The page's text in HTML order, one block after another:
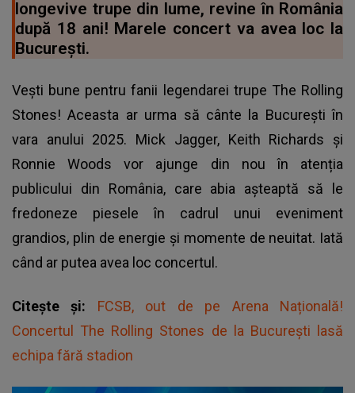
longevive trupe din lume, revine în România
după 18 ani! Marele concert va avea loc la
București.
Vești bune pentru fanii legendarei trupe The Rolling
Stones! Aceasta ar urma să cânte la București în
vara anului 2025. Mick Jagger, Keith Richards și
Ronnie Woods vor ajunge din nou în atenția
publicului din România, care abia așteaptă să le
fredoneze piesele în cadrul unui eveniment
grandios, plin de energie și momente de neuitat. Iată
când ar putea avea loc concertul.
Citește și: FCSB, out de pe Arena Națională!
Concertul The Rolling Stones de la București lasă
echipa fără stadion